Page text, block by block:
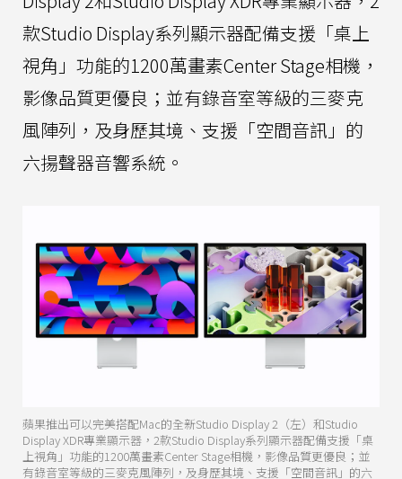
款Studio Display系列顯示器配備支援「桌上
視角」功能的1200萬畫素Center Stage相機，
影像品質更優良；並有錄音室等級的三麥克
風陣列，及身歷其境、支援「空間音訊」的
六揚聲器音響系統。
蘋果推出可以完美搭配Mac的全新Studio Display 2（左）和Studio
Display XDR專業顯示器，2款Studio Display系列顯示器配備支援「桌
上視角」功能的1200萬畫素Center Stage相機，影像品質更優良；並
有錄音室等級的三麥克風陣列，及身歷其境、支援「空間音訊」的六